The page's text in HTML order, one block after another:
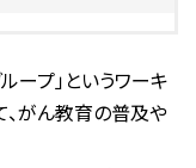
ープ」というワーキ
、がん教育の普及や